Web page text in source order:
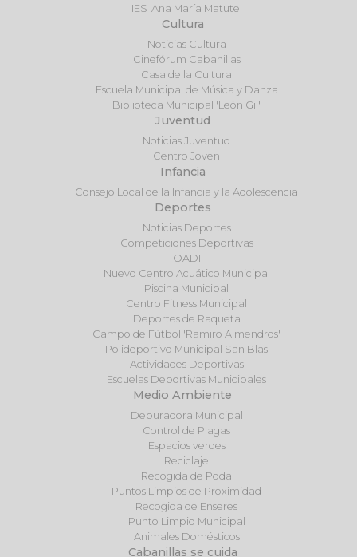
IES 'Ana María Matute'
Cultura
Noticias Cultura
Cinefórum Cabanillas
Casa de la Cultura
Escuela Municipal de Música y Danza
Biblioteca Municipal 'León Gil'
Juventud
Noticias Juventud
Centro Joven
Infancia
Consejo Local de la Infancia y la Adolescencia
Deportes
Noticias Deportes
Competiciones Deportivas
OADI
Nuevo Centro Acuático Municipal
Piscina Municipal
Centro Fitness Municipal
Deportes de Raqueta
Campo de Fútbol 'Ramiro Almendros'
Polideportivo Municipal San Blas
Actividades Deportivas
Escuelas Deportivas Municipales
Medio Ambiente
Depuradora Municipal
Control de Plagas
Espacios verdes
Reciclaje
Recogida de Poda
Puntos Limpios de Proximidad
Recogida de Enseres
Punto Limpio Municipal
Animales Domésticos
Cabanillas se cuida